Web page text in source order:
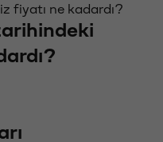
fiyatı ne kadardı?